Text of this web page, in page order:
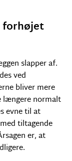
forhøjet
slapper af.
ved
bliver mere
længere normalt
evne til at
tiltagende
er, at